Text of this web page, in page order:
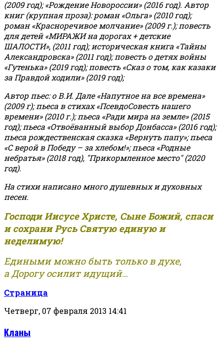
(2009 год); «Рождение Новороссии» (2016 год). Автор
книг (крупная проза): роман «Ольга» (2010 год);
роман «Красноречивое молчание» (2009 г.); повесть
для детей «МИРАЖИ на дорогах + детские
ШАЛОСТИ», (2011 год); историческая книга «Тайны
Александровска» (2011 год); повесть о детях войны
«Гутенька» (2019 год); повесть «Сказ о том, как казаки
за Правдой ходили» (2019 год);
Автор пьес: о В.И. Дале «Напутное на все времена»
(2009 г); пьеса в стихах «ПсевдоСовесть нашего
времени» (2010 г.); пьеса «Ради мира на земле» (2015
год); пьеса «Отвоёванный выбор Донбасса» (2016 год);
пьеса рождественская сказка «Вернуть папу»; пьеса
«С верой в Победу – за хлебом!»;пьеса «Родные
небратья» (2018 год), "Прикормленное место" (2020
год).
На стихи написано много душевных и духовных
песен.
Господи Иисусе Христе, Сыне Божий, спаси
и сохрани Русь Святую единую и
неделимую!
Едиными можно быть только в духе,
а Дорогу осилит идущий...
Страница
Четверг, 07 февраля 2013 14:41
Кланы